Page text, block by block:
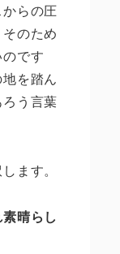
らの圧
のため
です
を踏ん
う言葉
ます。
晴らし